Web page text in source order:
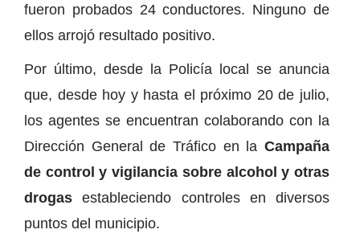
fueron probados 24 conductores. Ninguno de
ellos arrojó resultado positivo.
Por último, desde la Policía local se anuncia
que, desde hoy y hasta el próximo 20 de julio,
los agentes se encuentran colaborando con la
Dirección General de Tráfico en la Campaña
de control y vigilancia sobre alcohol y otras
drogas estableciendo controles en diversos
puntos del municipio.